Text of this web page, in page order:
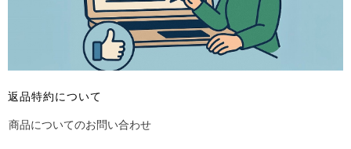
返品特約について
商品についてのお問い合わせ